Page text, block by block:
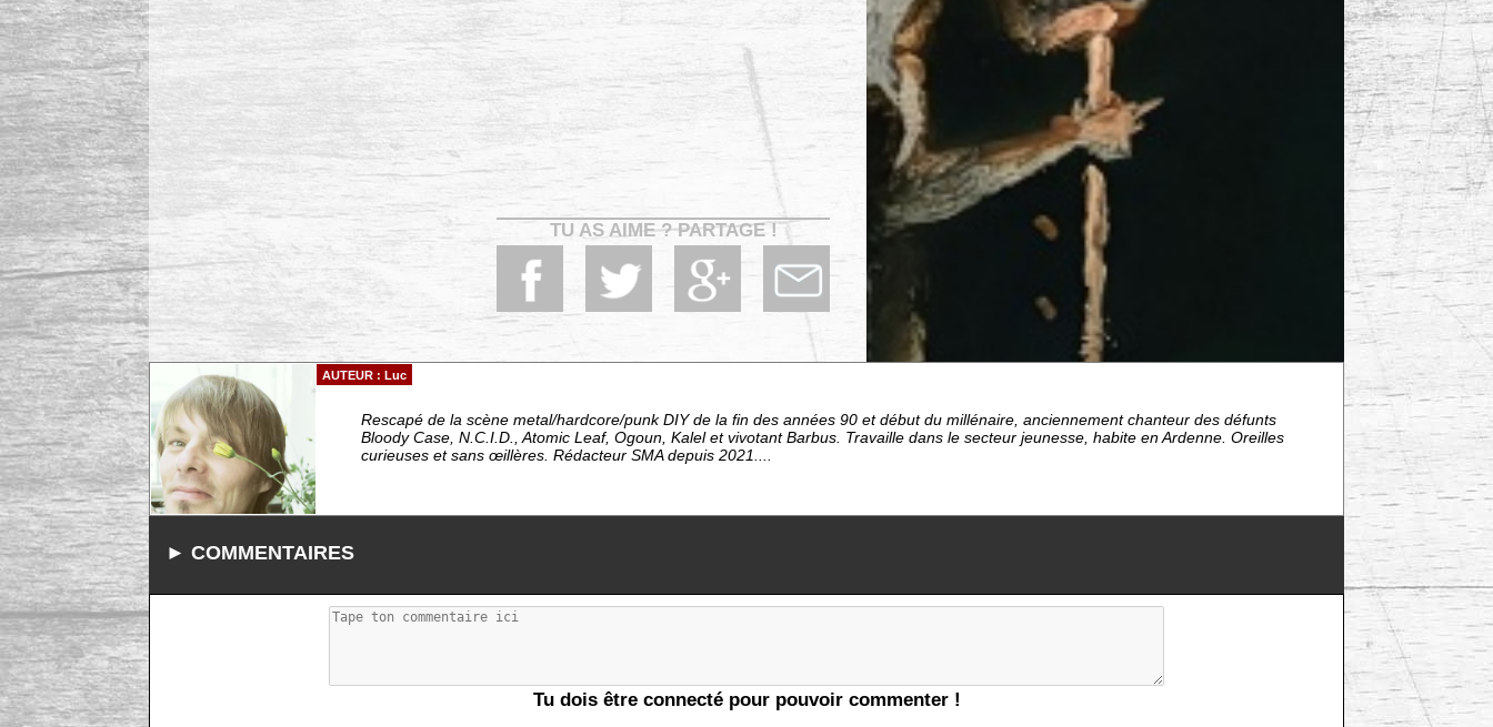
TU AS AIME ? PARTAGE !
AUTEUR : Luc
Rescapé de la scène metal/hardcore/punk DIY de la fin des années 90 et début du millénaire, anciennement chanteur des défunts
Bloody Case, N.C.I.D., Atomic Leaf, Ogoun, Kalel et vivotant Barbus. Travaille dans le secteur jeunesse, habite en Ardenne. Oreilles
curieuses et sans œillères. Rédacteur SMA depuis 2021....
► COMMENTAIRES
Tu dois être connecté pour pouvoir commenter !